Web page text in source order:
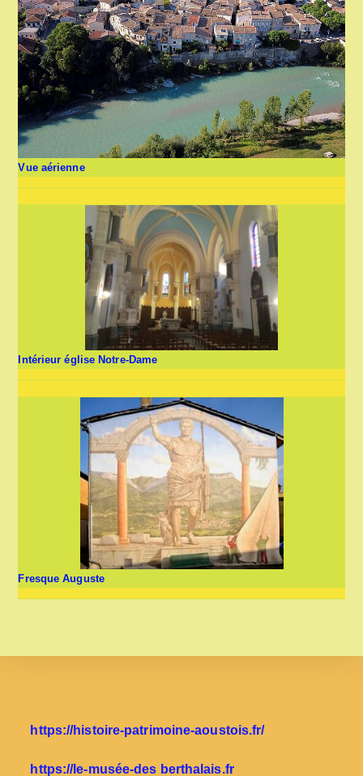
Vue aérienne
Intérieur église Notre-Dame
Fresque Auguste
https://histoire-patrimoine-aoustois.fr/
https://le-musée-des berthalais.fr